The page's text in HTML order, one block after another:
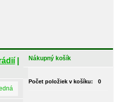
Nákupný košík
Počet položiek v košíku: 0